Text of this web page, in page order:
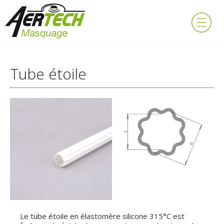
Tube étoile
Le tube étoile en élastomère silicone 315°C est